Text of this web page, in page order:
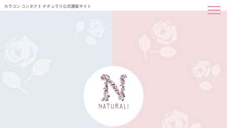
カラコン コンタクト ナチュラリ公式通販サイト